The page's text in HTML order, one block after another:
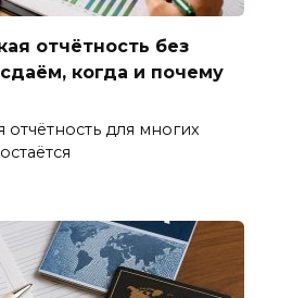
отчётность без
когда и почему
отчётность для многих